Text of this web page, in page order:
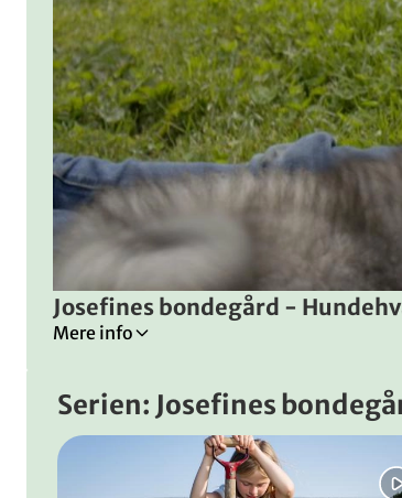
Josefines bondegård -
Mere info
Bondegårdens dyr
Landbrug
Serien: Josefines
Spring bånd over